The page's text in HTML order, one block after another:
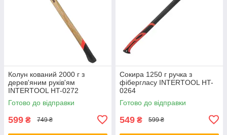
Колун кований 2000 г з
дерев'яним руків'ям
INTERTOOL HT-0272
Готово до відправки
599 ₴ 749 ₴
Сокира 1250 г ручка з
фібергласу INTERTOOL HT-
0264
Готово до відправки
549 ₴ 599 ₴